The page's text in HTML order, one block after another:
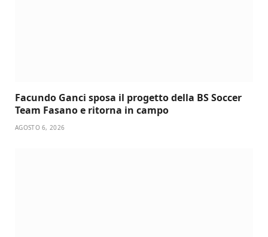
Facundo Ganci sposa il progetto della BS Soccer
Team Fasano e ritorna in campo
AGOSTO 6, 2026